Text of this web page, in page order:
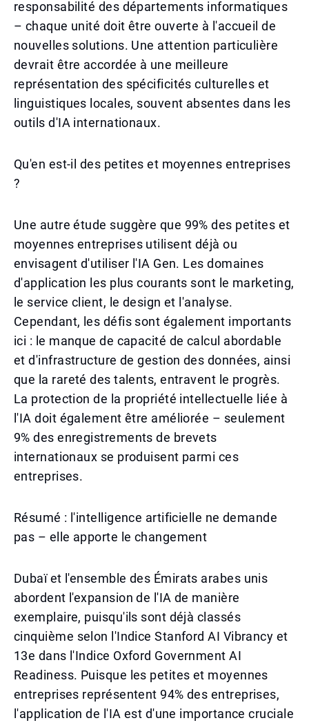
responsabilité des départements informatiques
– chaque unité doit être ouverte à l'accueil de
nouvelles solutions. Une attention particulière
devrait être accordée à une meilleure
représentation des spécificités culturelles et
linguistiques locales, souvent absentes dans les
outils d'IA internationaux.
Qu'en est-il des petites et moyennes entreprises
?
Une autre étude suggère que 99% des petites et
moyennes entreprises utilisent déjà ou
envisagent d'utiliser l'IA Gen. Les domaines
d'application les plus courants sont le marketing,
le service client, le design et l'analyse.
Cependant, les défis sont également importants
ici : le manque de capacité de calcul abordable
et d'infrastructure de gestion des données, ainsi
que la rareté des talents, entravent le progrès.
La protection de la propriété intellectuelle liée à
l'IA doit également être améliorée – seulement
9% des enregistrements de brevets
internationaux se produisent parmi ces
entreprises.
Résumé : l'intelligence artificielle ne demande
pas – elle apporte le changement
Dubaï et l'ensemble des Émirats arabes unis
abordent l'expansion de l'IA de manière
exemplaire, puisqu'ils sont déjà classés
cinquième selon l'Indice Stanford AI Vibrancy et
13e dans l'Indice Oxford Government AI
Readiness. Puisque les petites et moyennes
entreprises représentent 94% des entreprises,
l'application de l'IA est d'une importance cruciale